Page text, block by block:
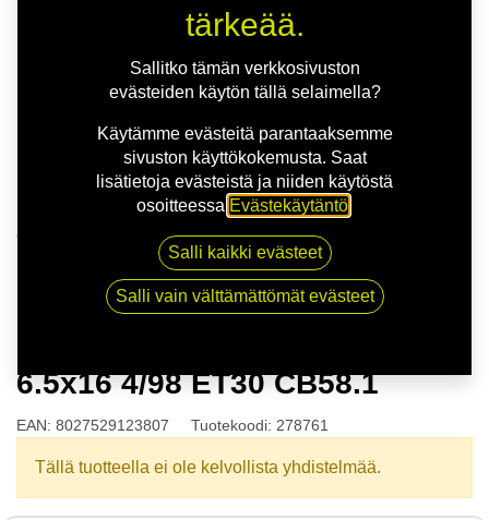
O.Z.RACING MSW MSW85 6.5x16 4/98 ET30 CB58.1
6.5x16 4/98 ET30 CB58.1
EAN: 8027529123807 Tuotekoodi: 278761
Tällä tuotteella ei ole kelvollista yhdistelmää.
tärkeää.
Sallitko tämän verkkosivuston
evästeiden käytön tällä selaimella?
Käytämme evästeitä parantaaksemme
sivuston käyttökokemusta. Saat
lisätietoja evästeistä ja niiden käytöstä
osoitteessa Evästekäytäntö
Salli kaikki evästeet
Salli vain välttämättömät evästeet